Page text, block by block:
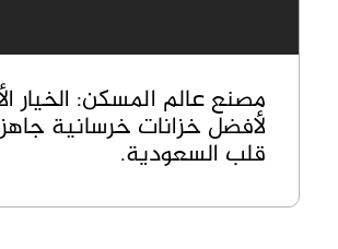
مصنع عالم المسكن: الخيار
لأفضل خزانات خرسانية
قلب السعودية.